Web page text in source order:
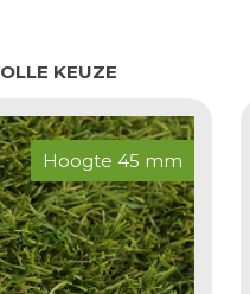
KEUZE
Hoogte 45 mm